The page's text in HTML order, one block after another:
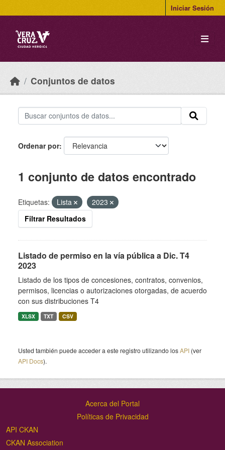
Iniciar Sesión
Conjuntos de datos
Ordenar por
1 conjunto de datos encontrado
Etiquetas: Lista
2023
Filtrar Resultados
Listado de permiso en la vía pública a Dic. T4
2023
Listado de los tipos de concesiones, contratos, convenios,
permisos, licencias o autorizaciones otorgadas, de acuerdo
con sus distribuciones T4
XLSX TXT CSV
Usted también puede acceder a este registro utilizando losAPI (ver
API Docs).
Acerca del Portal
Políticas de Privacidad
API CKAN
CKAN Association